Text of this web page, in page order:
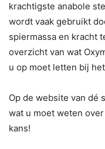
krachtigste anabole
wordt vaak gebruikt
spiermassa en kracht
overzicht van wat
u op moet letten bij
Op de website van dé
wat u moet weten over
kans!